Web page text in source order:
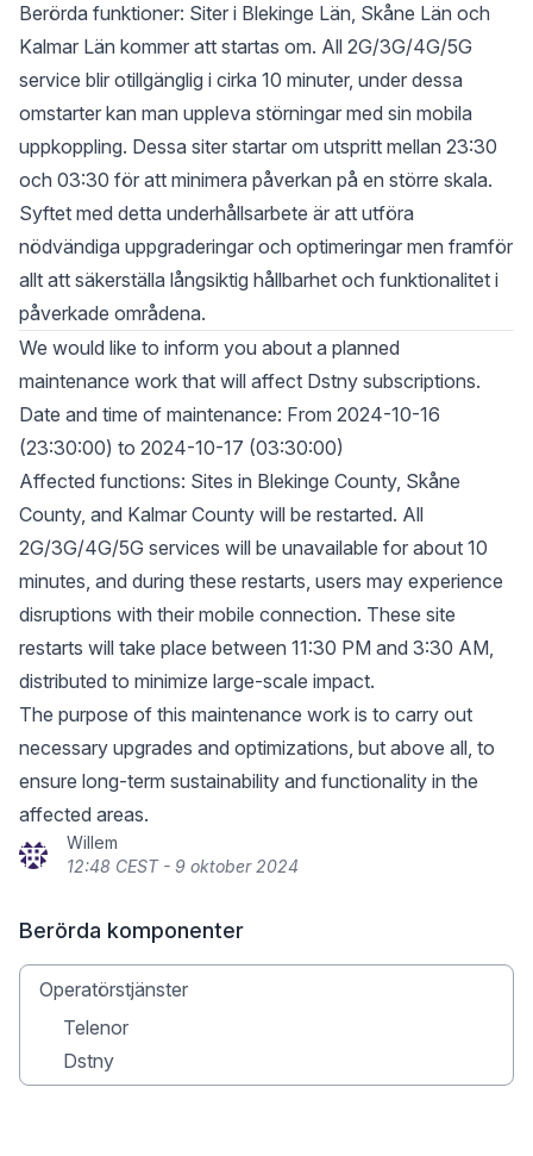
Berörda funktioner: Siter i Blekinge Län, Skåne Län och
Kalmar Län kommer att startas om. All 2G/3G/4G/5G
service blir otillgänglig i cirka 10 minuter, under dessa
omstarter kan man uppleva störningar med sin mobila
uppkoppling. Dessa siter startar om utspritt mellan 23:30
och 03:30 för att minimera påverkan på en större skala.
Syftet med detta underhållsarbete är att utföra
nödvändiga uppgraderingar och optimeringar men framför
allt att säkerställa långsiktig hållbarhet och funktionalitet i
påverkade områdena.
We would like to inform you about a planned
maintenance work that will affect Dstny subscriptions.
Date and time of maintenance: From 2024-10-16
(23:30:00) to 2024-10-17 (03:30:00)
Affected functions: Sites in Blekinge County, Skåne
County, and Kalmar County will be restarted. All
2G/3G/4G/5G services will be unavailable for about 10
minutes, and during these restarts, users may experience
disruptions with their mobile connection. These site
restarts will take place between 11:30 PM and 3:30 AM,
distributed to minimize large-scale impact.
The purpose of this maintenance work is to carry out
necessary upgrades and optimizations, but above all, to
ensure long-term sustainability and functionality in the
affected areas.
Willem
12:48 CEST - 9 oktober 2024
Berörda komponenter
Operatörstjänster
Telenor
Dstny